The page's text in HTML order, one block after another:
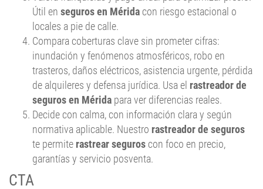
locales a pie de calle.
Compara coberturas clave sin prometer cifras:
inundación y fenómenos atmosféricos, robo en
trasteros, daños eléctricos, asistencia urgente, pérdida
de alquileres y defensa jurídica. Usa elrastreador de
seguros en Méridapara ver diferencias reales.
Decide con calma, con información clara y según
normativa aplicable. Nuestrorastreador de seguros
te permite rastrear seguroscon foco en precio,
garantías y servicio posventa.
CTA
Empieza ya a